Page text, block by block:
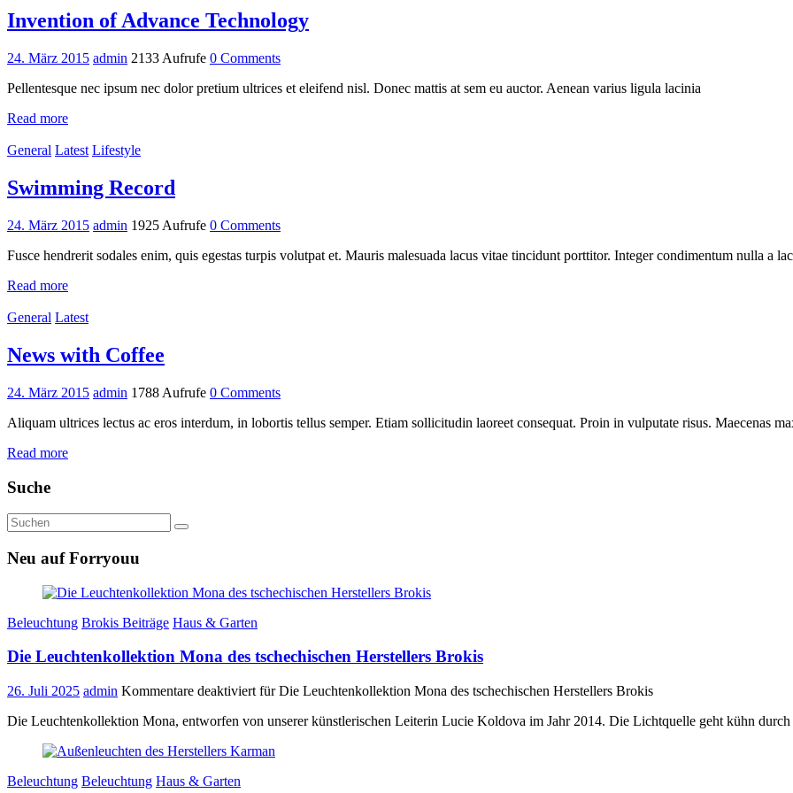
Invention of Advance Technology
24. März 2015 admin 2133 Aufrufe 0 Comments
Pellentesque nec ipsum nec dolor pretium ultrices et eleifend nisl. Donec mattis at sem eu auctor. Aenean varius ligula lacinia
Read more
General Latest Lifestyle
Swimming Record
24. März 2015 admin 1925 Aufrufe 0 Comments
Fusce hendrerit sodales enim, quis egestas turpis volutpat et. Mauris malesuada lacus vitae tincidunt porttitor. Integer condimentum nulla a
Read more
General Latest
News with Coffee
24. März 2015 admin 1788 Aufrufe 0 Comments
Aliquam ultrices lectus ac eros interdum, in lobortis tellus semper. Etiam sollicitudin laoreet consequat. Proin in vulputate risus. Maecenas
Read more
Suche
Neu auf Forryouu
Beleuchtung Brokis Beiträge Haus & Garten
Die Leuchtenkollektion Mona des tschechischen Herstellers Brokis
26. Juli 2025 admin Kommentare deaktiviert für Die Leuchtenkollektion Mona des tschechischen Herstellers Brokis
Die Leuchtenkollektion Mona, entworfen von unserer künstlerischen Leiterin Lucie Koldova im Jahr 2014. Die Lichtquelle geht kühn durch
Beleuchtung Beleuchtung Haus & Garten